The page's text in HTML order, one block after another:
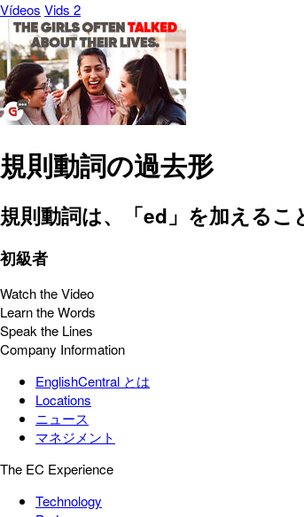
Vídeos Vids 2
規則動詞の過去形
規則動詞は、「ed」を加えるこ
初級者
Watch the Video
Learn the Words
Speak the Lines
Company Information
EnglishCentral とは
Locations
ニュース
マネジメント
The EC Experience
Technology